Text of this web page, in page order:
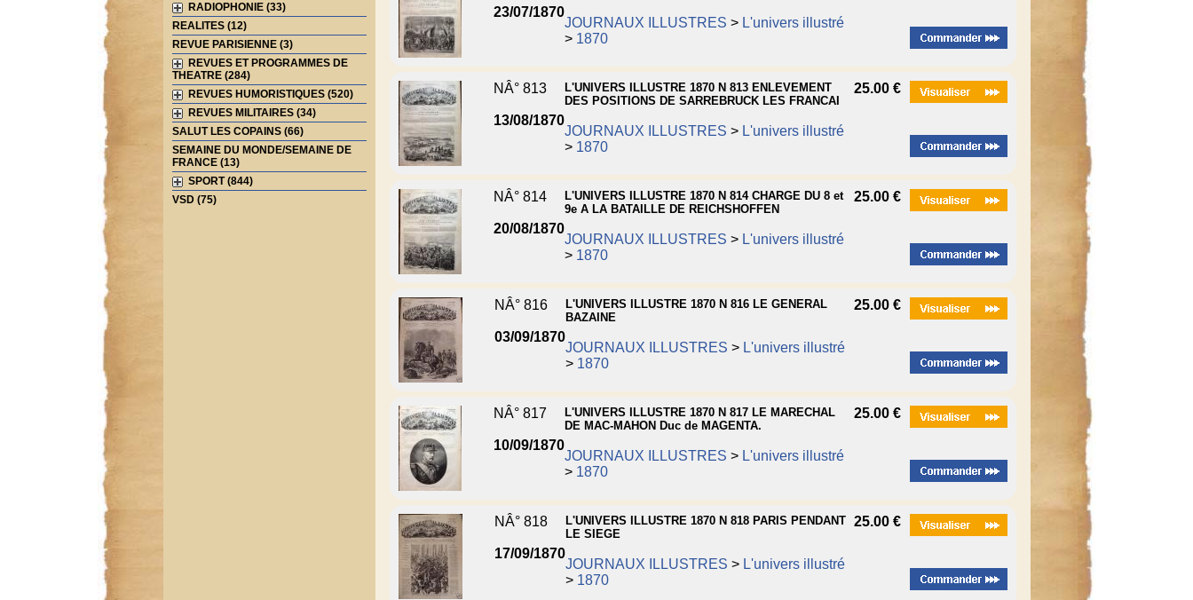
RADIOPHONIE (33)
REALITES (12)
REVUE PARISIENNE (3)
REVUES ET PROGRAMMES DE
THEATRE (284)
REVUES HUMORISTIQUES (520)
REVUES MILITAIRES (34)
SALUT LES COPAINS (66)
SEMAINE DU MONDE/SEMAINE DE
FRANCE (13)
SPORT (844)
VSD (75)
23/07/1870
JOURNAUX ILLUSTRES > L'univers illustré
> 1870
NÂ° 813
13/08/1870
L'UNIVERS ILLUSTRE 1870 N 813 ENLEVEMENT
DES POSITIONS DE SARREBRUCK LES FRANCAI
JOURNAUX ILLUSTRES > L'univers illustré
> 1870
25.00 €
NÂ° 814
20/08/1870
L'UNIVERS ILLUSTRE 1870 N 814 CHARGE DU 8 et
9e A LA BATAILLE DE REICHSHOFFEN
JOURNAUX ILLUSTRES > L'univers illustré
> 1870
25.00 €
NÂ° 816
03/09/1870
L'UNIVERS ILLUSTRE 1870 N 816 LE GENERAL
BAZAINE
JOURNAUX ILLUSTRES > L'univers illustré
> 1870
25.00 €
NÂ° 817
10/09/1870
L'UNIVERS ILLUSTRE 1870 N 817 LE MARECHAL
DE MAC-MAHON Duc de MAGENTA.
JOURNAUX ILLUSTRES > L'univers illustré
> 1870
25.00 €
NÂ° 818
17/09/1870
L'UNIVERS ILLUSTRE 1870 N 818 PARIS PENDANT
LE SIEGE
JOURNAUX ILLUSTRES > L'univers illustré
> 1870
25.00 €